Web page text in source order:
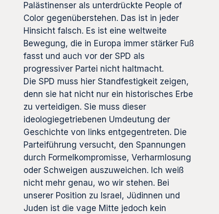
Palästinenser als unterdrückte People of
Color gegenüberstehen. Das ist in jeder
Hinsicht falsch. Es ist eine weltweite
Bewegung, die in Europa immer stärker Fuß
fasst und auch vor der SPD als
progressiver Partei nicht haltmacht.
Die SPD muss hier Standfestigkeit zeigen,
denn sie hat nicht nur ein historisches Erbe
zu verteidigen. Sie muss dieser
ideologiegetriebenen Umdeutung der
Geschichte von links entgegentreten. Die
Parteiführung versucht, den Spannungen
durch Formelkompromisse, Verharmlosung
oder Schweigen auszuweichen. Ich weiß
nicht mehr genau, wo wir stehen. Bei
unserer Position zu Israel, Jüdinnen und
Juden ist die vage Mitte jedoch kein